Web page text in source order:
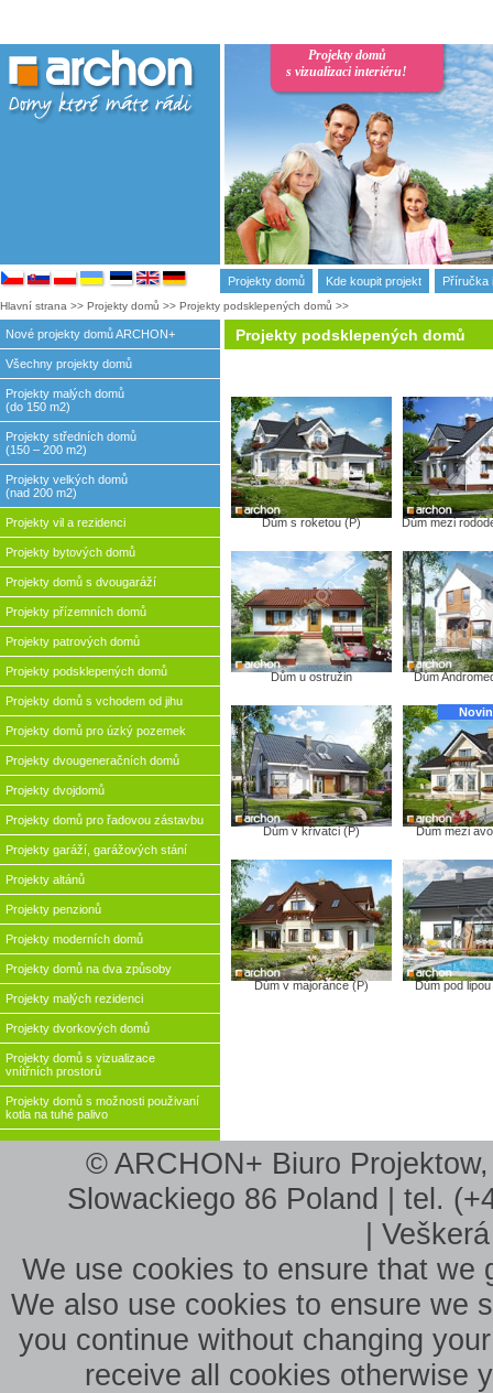
Projekty domů
s vizualizaci interiéru!
Projekty domů Kde koupit projekt Příručka
Hlavní strana >> Projekty domů >> Projekty podsklepených domů >>
Nové projekty domů ARCHON+
Všechny projekty domů
Projekty malých domů
(do 150 m2)
Projekty středních domů
(150 – 200 m2)
Projekty velkých domů
(nad 200 m2)
Projekty vil a rezidenci
Projekty bytových domů
Projekty domů s dvougaráží
Projekty přízemních domů
Projekty patrových domů
Projekty podsklepených domů
Projekty domů s vchodem od jihu
Projekty domů pro úzký pozemek
Projekty dvougeneračních domů
Projekty dvojdomů
Projekty domů pro řadovou zástavbu
Projekty garáží, garážových stání
Projekty altánů
Projekty penzionů
Projekty moderních domů
Projekty domů na dva způsoby
Projekty malých rezidenci
Projekty dvorkových domů
Projekty domů s vizualizace
vnítřních prostorů
Projekty domů s možnosti použivaní
kotla na tuhé palivo
Projekty podsklepených domů
Dům s roketou (P) Dům mezi
Dům u ostružin Dům
Dům v křivatci (P) Dům mezi
Dům v majoránce (P) Dům pod
© ARCHON+ Biuro
Slowackiego 86 Poland | tel.
|
We use cookies to ensure that we
We also use cookies to ensure we
you continue without changing
receive all cookies otherwise